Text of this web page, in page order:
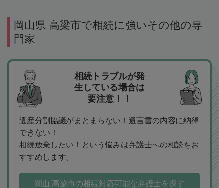
岡山県 高梁市で相続に強いその他の専
門家
相続トラブルが発
生している場合は
要注意！！
遺産分割協議がまとまらない！遺言書の内容に納得
できない！
相続放棄したい！という悩みは弁護士への相談をお
すすめします。
岡山 高梁市の相続対応可能な弁護士を探す